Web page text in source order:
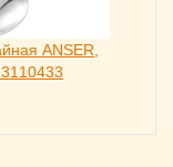
ANSER,